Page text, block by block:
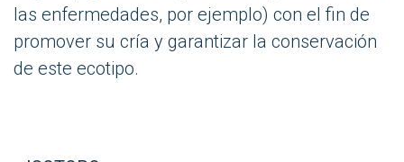
las enfermedades, por ejemplo) con el fin de
promover su cría y garantizar la conservación
de este ecotipo.